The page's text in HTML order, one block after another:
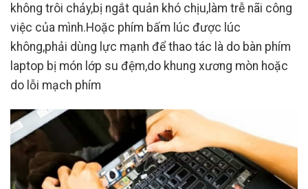
không trôi chảy,bị ngắt quản khó chịu,làm trễ nãi công
việc của mình.Hoặc phím bấm lúc được lúc
không,phải dùng lực mạnh để thao tác là do bàn phím
laptop bị món lớp su đệm,do khung xương mòn hoặc
do lỗi mạch phím